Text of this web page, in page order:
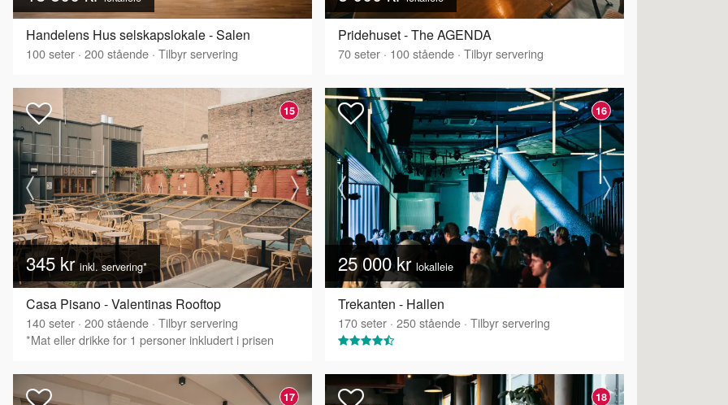
Handelens Hus selskapslokale - Salen
100seter · 200stående · Tilbyr servering
Pridehuset - The AGENDA
70seter · 100stående · Tilbyr servering
15
345 krinkl. servering*
Casa Pisano - Valentinas Rooftop
140seter · 200stående · Tilbyr servering
*Mat eller drikke for 1 personer inkludert i prisen
16
25 000 kr lokalleie
Trekanten - Hallen
170seter · 250stående · Tilbyr servering
17 18